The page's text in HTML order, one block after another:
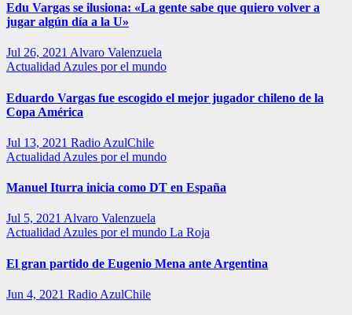
Edu Vargas se ilusiona: «La gente sabe que quiero volver a
jugar algún día a la U»
Jul 26, 2021 Alvaro Valenzuela
Actualidad Azules por el mundo
Eduardo Vargas fue escogido el mejor jugador chileno de la
Copa América
Jul 13, 2021 Radio AzulChile
Actualidad Azules por el mundo
Manuel Iturra inicia como DT en España
Jul 5, 2021 Alvaro Valenzuela
Actualidad Azules por el mundo La Roja
El gran partido de Eugenio Mena ante Argentina
Jun 4, 2021 Radio AzulChile